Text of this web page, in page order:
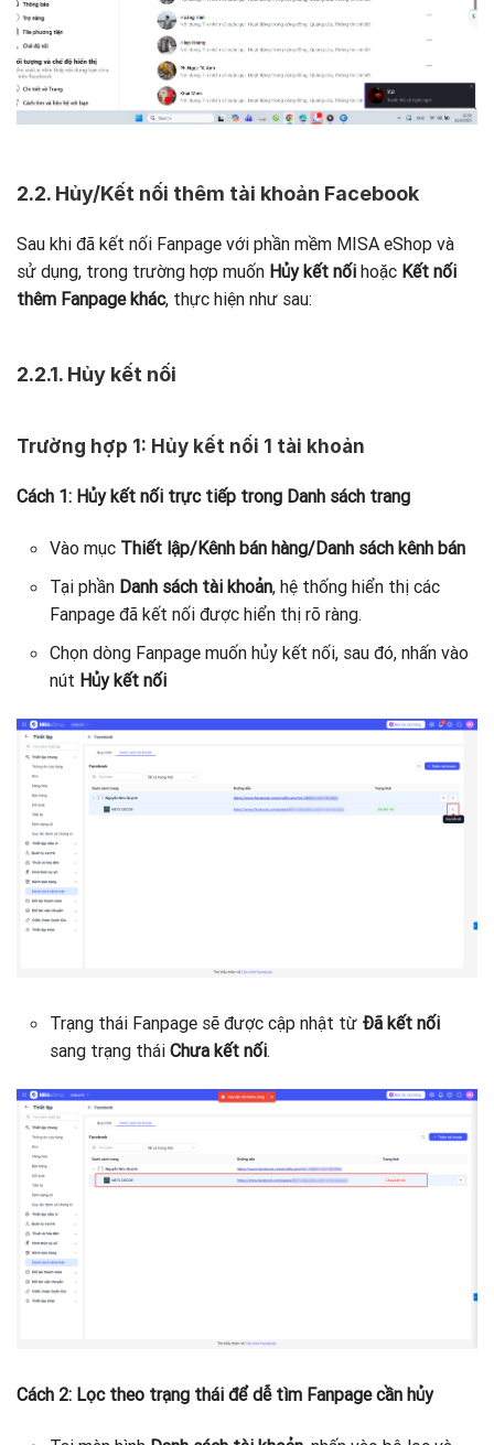
2.2. Hủy/Kết nối thêm tài khoản Facebook
Sau khi đã kết nối Fanpage với phần mềm MISA eShop và
sử dụng, trong trường hợp muốn Hủy kết nối hoặc Kết nối
thêm Fanpage khác, thực hiện như sau:
2.2.1. Hủy kết nối
Trường hợp 1: Hủy kết nối 1 tài khoản
Cách 1: Hủy kết nối trực tiếp trong Danh sách trang
Vào mục Thiết lập/Kênh bán hàng/Danh sách kênh bán
Tại phần Danh sách tài khoản, hệ thống hiển thị các
Fanpage đã kết nối được hiển thị rõ ràng.
Chọn dòng Fanpage muốn hủy kết nối, sau đó, nhấn vào
nút Hủy kết nối
Trạng thái Fanpage sẽ được cập nhật từ Đã kết nối
sang trạng thái Chưa kết nối.
Cách 2: Lọc theo trạng thái để dễ tìm Fanpage cần hủy